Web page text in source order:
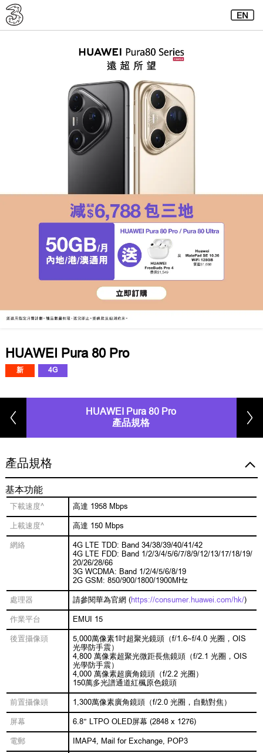
HUAWEI Pura 80 Pro
新 4G
HUAWEI Pura 80 Pro
產品規格
產品規格
基本功能
下載速度^ 高達 1958 Mbps
上載速度^ 高達 150 Mbps
網絡
4G LTE TDD: Band 34/38/39/40/41/42
4G LTE FDD: Band 1/2/3/4/5/6/7/8/9/12/13/17/18/19/
20/26/28/66
3G WCDMA: Band 1/2/4/5/6/8/19
2G GSM: 850/900/1800/1900MHz
處理器 請參閱華為官網 ( https://consumer.huawei.com/hk/)
作業平台 EMUI 15
後置攝像頭
5,000萬像素1吋超聚光鏡頭（f/1.6~f/4.0 光圈，OIS
光學防手震）
4,800 萬像素超聚光微距長焦鏡頭（f/2.1 光圈，OIS
光學防手震）
4,000 萬像素超廣角鏡頭（f/2.2 光圈）
150萬多光譜通道紅楓原色鏡頭
前置攝像頭 1,300萬像素廣角鏡頭（f/2.0 光圈，自動對焦）
屏幕 6.8” LTPO OLED屏幕 (2848 x 1276)
電郵 IMAP4, Mail for Exchange, POP3